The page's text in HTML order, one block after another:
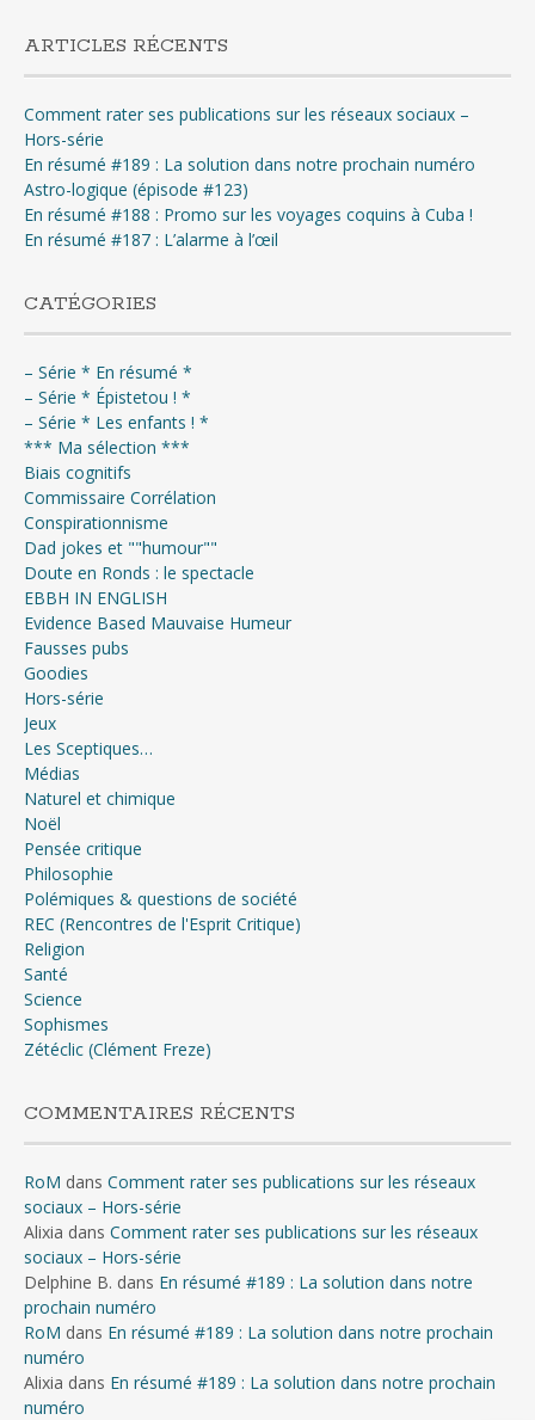
ARTICLES RÉCENTS
Comment rater ses publications sur les réseaux sociaux –
Hors-série
En résumé #189 : La solution dans notre prochain numéro
Astro-logique (épisode #123)
En résumé #188 : Promo sur les voyages coquins à Cuba !
En résumé #187 : L’alarme à l’œil
CATÉGORIES
– Série * En résumé *
– Série * Épistetou ! *
– Série * Les enfants ! *
*** Ma sélection ***
Biais cognitifs
Commissaire Corrélation
Conspirationnisme
Dad jokes et ""humour""
Doute en Ronds : le spectacle
EBBH IN ENGLISH
Evidence Based Mauvaise Humeur
Fausses pubs
Goodies
Hors-série
Jeux
Les Sceptiques…
Médias
Naturel et chimique
Noël
Pensée critique
Philosophie
Polémiques & questions de société
REC (Rencontres de l'Esprit Critique)
Religion
Santé
Science
Sophismes
Zétéclic (Clément Freze)
COMMENTAIRES RÉCENTS
RoM dans Comment rater ses publications sur les réseaux
sociaux – Hors-série
Alixia dans Comment rater ses publications sur les réseaux
sociaux – Hors-série
Delphine B. dans En résumé #189 : La solution dans notre
prochain numéro
RoM dans En résumé #189 : La solution dans notre prochain
numéro
Alixia dans En résumé #189 : La solution dans notre prochain
numéro